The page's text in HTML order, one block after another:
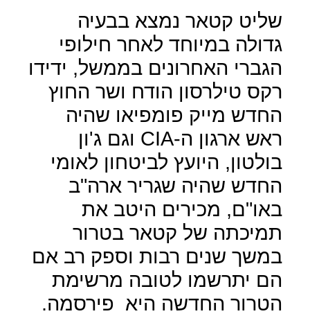
שליט קטאר נמצא בבעיה
גדולה במיוחד לאחר חילופי
הגברי האחרונים בממשל, ידידו
רקס טילרסון הודח ושר החוץ
החדש מייק פומפיאו שהיה
ראש ארגון ה-CIA וגם ג'ון
בולטון, היועץ לביטחון לאומי
החדש שהיה שגריר ארה"ב
באו"ם, מכירים היטב את
תמיכתה של קטאר בטרור
במשך שנים רבות וספק רב אם
הם יתרשמו לטובה מרשימת
הטרור החדשה היא פירסמה.